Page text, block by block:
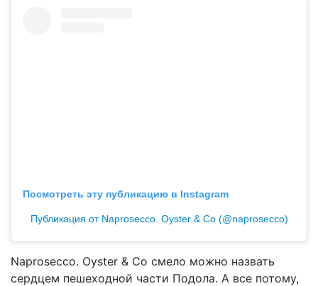
Посмотреть эту публикацию в Instagram
Публикация от Naprosecco. Oyster & Co (@naprosecco)
Naprosecco. Oyster & Co смело можно назвать
сердцем пешеходной части Подола. А все потому,